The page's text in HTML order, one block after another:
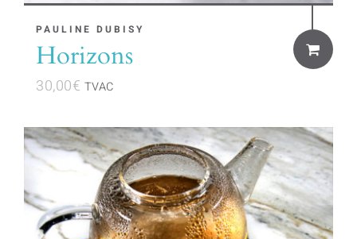
PAULINE DUBISY
Horizons
30,00€ TVAC